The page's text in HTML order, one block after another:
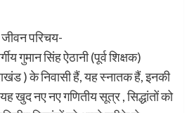
जीवन परिचय-
गुमान सिंह ऐठानी (पूर्व शिक्षक)
) के निवासी हैं, यह स्नातक हैं, इनकी
खुद नए नए गणितीय सूत्र , सिद्धांतों को